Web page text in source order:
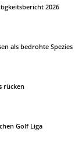
2026
als bedrohte Spezies
rücken
Golf Liga